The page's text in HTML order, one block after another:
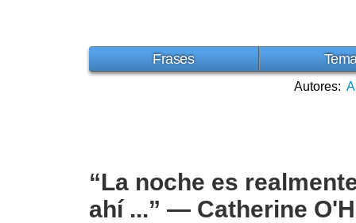
Frases
Autores: A
“La noche es
ahí ...” — Catherine